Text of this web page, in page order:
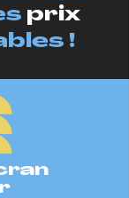
prix
!